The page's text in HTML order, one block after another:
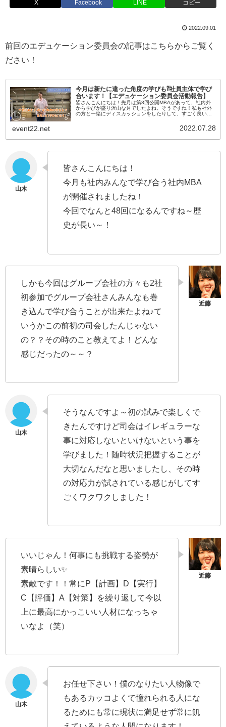
X Facebook LINE コピー
2022.09.01
前回のエデュケーション委員会の記事はこちらからご覧く
ださい！
今月は新たに違った角度の学びも⁈社員主体で学び
合います！【エデュケーション委員会活動報告】
皆さんこんにちは！先月は第8回公開MBAがあって、社内外
から学びが盛り沢山な月でしたよね。そうですね！私も社外
の方と一緒にディスカッションをしたりして、すごく良い刺
event22.net 2022.07.28
皆さんこんにちは！
今月も社内みんなで学び合う社内MBA
が開催されましたね！
今回でなんと48回になるんですね～歴
史が長い～！
しかも今回はグループ会社の方々も2社
初参加でグループ会社さんみんなも巻
き込んで学び合うことが出来たよね♪て
いうかこの前初の司会したんじゃない
の？？その時のこと教えてよ！どんな
感じだったの～～？
そうなんですよ～初の試みで楽しくで
きたんですけど司会はイレギュラーな
事に対応しないといけないという事を
学びました！随時状況把握することが
大切なんだなと思いましたし、その時
の対応力が試されている感じがしてす
ごくワクワクしました！
いいじゃん！何事にも挑戦する姿勢が
素晴らしい✨
素敵です！！常にP【計画】D【実行】
C【評価】A【対策】を繰り返して今以
上に最高にかっこいい人材になっちゃ
いなよ（笑）
お任せ下さい！僕のなりたい人物像で
もあるカッコよくて憧れられる人にな
るためにも常に現状に満足せず常に飢